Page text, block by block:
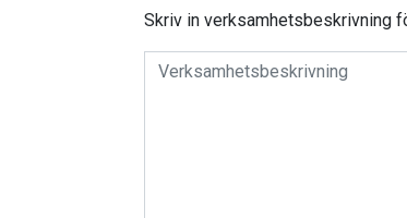
Skriv in verksamhetsbeskrivning